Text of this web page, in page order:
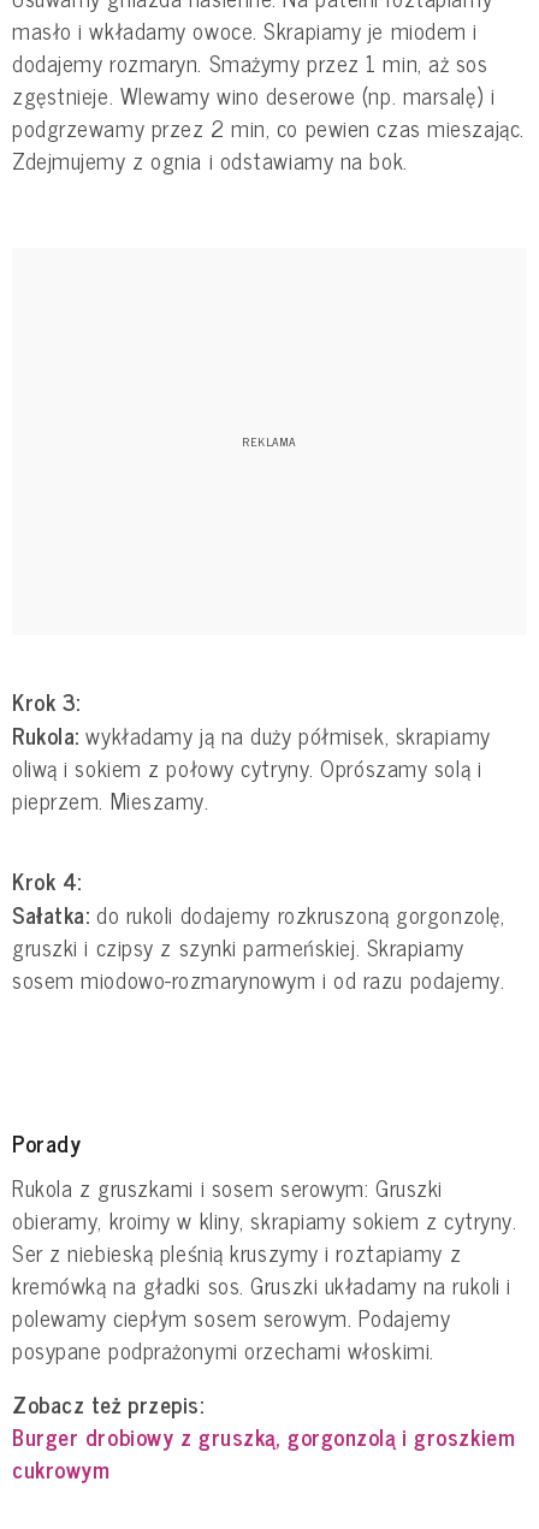
masło i wkładamy owoce. Skrapiamy je miodem i
dodajemy rozmaryn. Smażymy przez 1 min, aż sos
zgęstnieje. Wlewamy wino deserowe (np. marsalę) i
podgrzewamy przez 2 min, co pewien czas mieszając.
Zdejmujemy z ognia i odstawiamy na bok.
Krok 3:
Rukola:wykładamy ją na duży półmisek, skrapiamy
oliwą i sokiem z połowy cytryny. Oprószamy solą i
pieprzem. Mieszamy.
Krok 4:
Sałatka: do rukoli dodajemy rozkruszoną gorgonzolę,
gruszki i czipsy z szynki parmeńskiej. Skrapiamy
sosem miodowo-rozmarynowym i od razu podajemy.
Porady
Rukola z gruszkami i sosem serowym: Gruszki
obieramy, kroimy w kliny, skrapiamy sokiem z cytryny.
Ser z niebieską pleśnią kruszymy i roztapiamy z
kremówką na gładki sos. Gruszki układamy na rukoli i
polewamy ciepłym sosem serowym. Podajemy
posypane podprażonymi orzechami włoskimi.
Zobacz też przepis:
Burger drobiowy z gruszką, gorgonzolą i groszkiem
cukrowym